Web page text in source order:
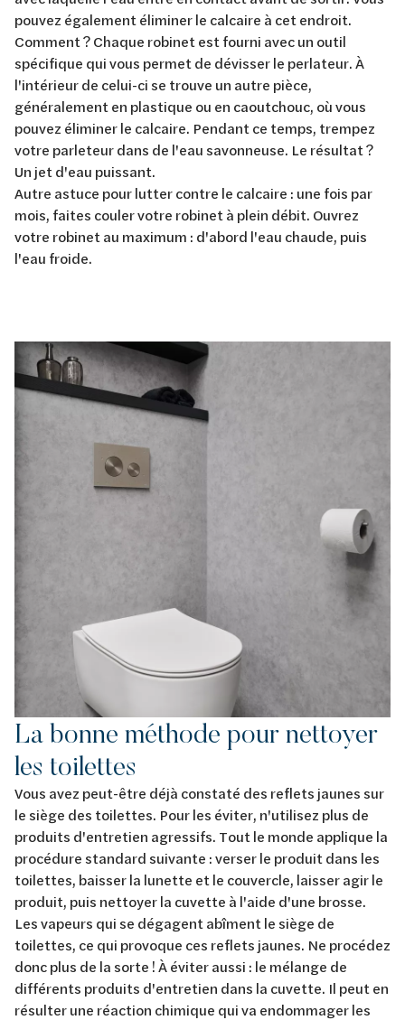
pouvez également éliminer le calcaire à cet endroit.
Comment ? Chaque robinet est fourni avec un outil
spécifique qui vous permet de dévisser le perlateur. À
l'intérieur de celui-ci se trouve un autre pièce,
généralement en plastique ou en caoutchouc, où vous
pouvez éliminer le calcaire. Pendant ce temps, trempez
votre parleteur dans de l'eau savonneuse. Le résultat ?
Un jet d'eau puissant.
Autre astuce pour lutter contre le calcaire : une fois par
mois, faites couler votre robinet à plein débit. Ouvrez
votre robinet au maximum : d'abord l'eau chaude, puis
l'eau froide.
La bonne méthode pour nettoyer
les toilettes
Vous avez peut-être déjà constaté des reflets jaunes sur
le siège des toilettes. Pour les éviter, n'utilisez plus de
produits d'entretien agressifs. Tout le monde applique la
procédure standard suivante : verser le produit dans les
toilettes, baisser la lunette et le couvercle, laisser agir le
produit, puis nettoyer la cuvette à l'aide d'une brosse.
Les vapeurs qui se dégagent abîment le siège de
toilettes, ce qui provoque ces reflets jaunes. Ne procédez
donc plus de la sorte ! À éviter aussi : le mélange de
différents produits d'entretien dans la cuvette. Il peut en
résulter une réaction chimique qui va endommager les